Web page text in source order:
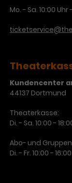
Mo. - Sa. 10:00 Uhr
Kundencenter
44137 Dortmund
Theaterkasse:
Di. - Sa. 10:00 -
Abo- und
Di. - Fr. 10:00 -